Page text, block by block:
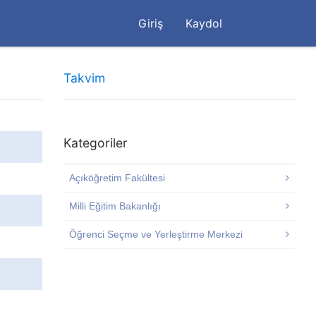
Giriş Kaydol
Takvim
Kategoriler
Açıköğretim Fakültesi
Milli Eğitim Bakanlığı
Öğrenci Seçme ve Yerleştirme Merkezi